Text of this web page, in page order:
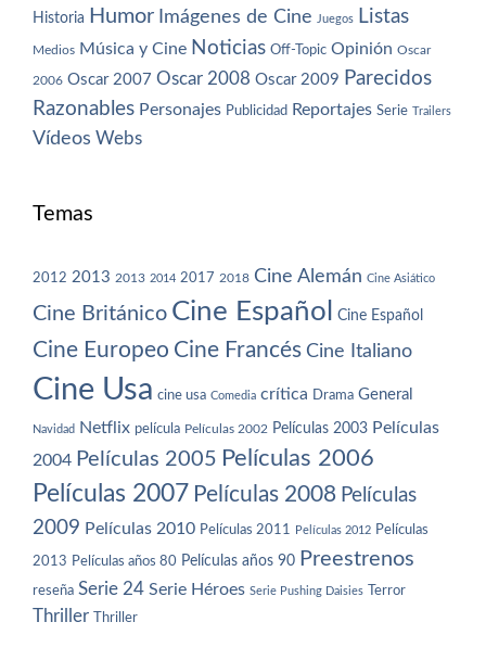
Historia Humor Imágenes de Cine Juegos Listas
Medios Música y Cine Noticias Off-Topic Opinión Oscar
2006 Oscar 2007 Oscar 2008 Oscar 2009 Parecidos
Razonables Personajes Publicidad Reportajes Serie Trailers
Vídeos Webs
Temas
2012 2013 2013 2014 2017 2018 Cine Alemán Cine Asiático
Cine Británico Cine Español Cine Español
Cine Europeo Cine Francés Cine Italiano
Cine Usa cine usa Comedia crítica Drama General
Navidad Netflix película Películas 2002 Películas 2003 Películas
2004 Películas 2005 Películas 2006
Películas 2007 Películas 2008 Películas
2009 Películas 2010 Películas 2011 Películas 2012 Películas
2013 Películas años 80 Películas años 90 Preestrenos
reseña Serie 24 Serie Héroes Serie Pushing Daisies Terror
Thriller Thriller